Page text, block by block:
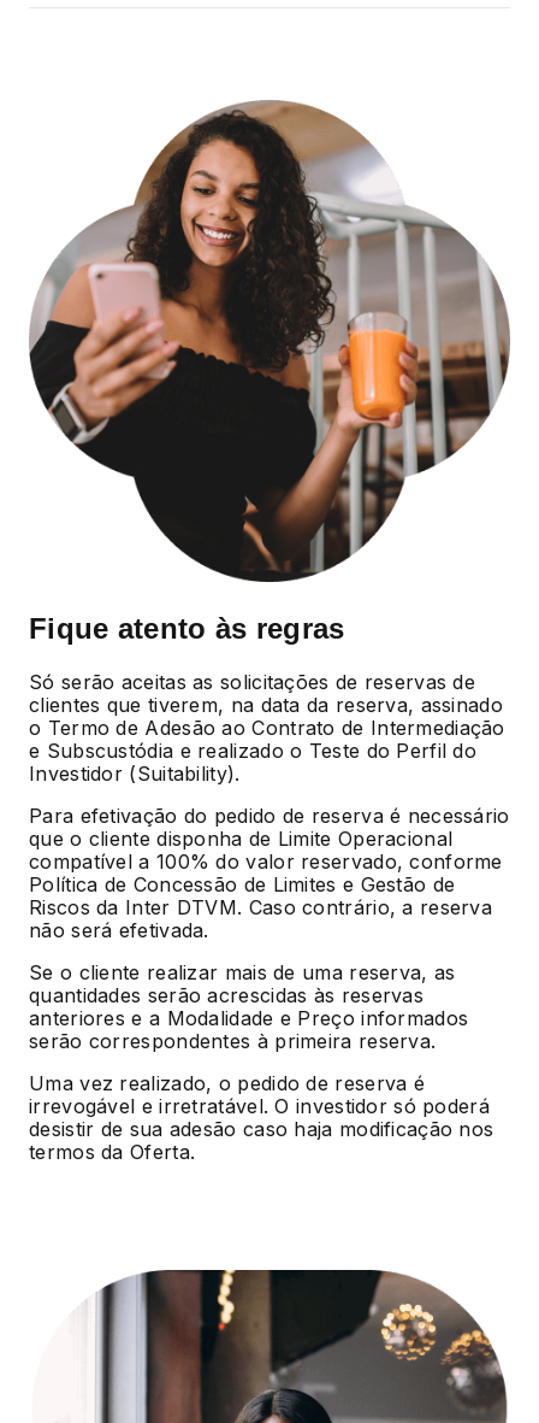
Fique atento às regras
Só serão aceitas as solicitações de reservas de
clientes que tiverem, na data da reserva, assinado
o Termo de Adesão ao Contrato de Intermediação
e Subscustódia e realizado o Teste do Perfil do
Investidor (Suitability).
Para efetivação do pedido de reserva é necessário
que o cliente disponha de Limite Operacional
compatível a 100% do valor reservado, conforme
Política de Concessão de Limites e Gestão de
Riscos da Inter DTVM. Caso contrário, a reserva
não será efetivada.
Se o cliente realizar mais de uma reserva, as
quantidades serão acrescidas às reservas
anteriores e a Modalidade e Preço informados
serão correspondentes à primeira reserva.
Uma vez realizado, o pedido de reserva é
irrevogável e irretratável. O investidor só poderá
desistir de sua adesão caso haja modificação nos
termos da Oferta.